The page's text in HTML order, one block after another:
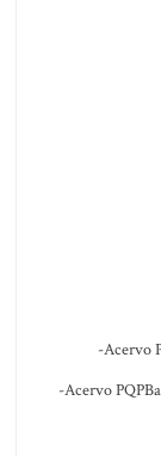
-Acervo
-Acervo